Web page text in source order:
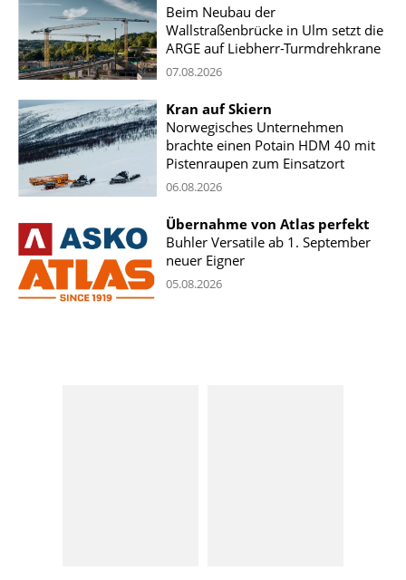
Beim Neubau der
Wallstraßenbrücke in Ulm setzt die
ARGE auf Liebherr-Turmdrehkrane
07.08.2026
Kran auf Skiern
Norwegisches Unternehmen
brachte einen Potain HDM 40 mit
Pistenraupen zum Einsatzort
06.08.2026
Übernahme von Atlas perfekt
Buhler Versatile ab 1. September
neuer Eigner
05.08.2026